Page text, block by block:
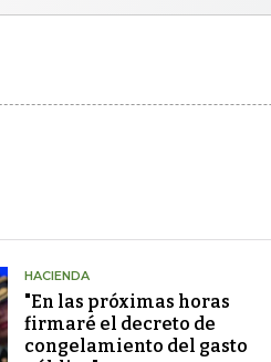
HACIENDA
"En las próximas horas
firmaré el decreto de
congelamiento del gasto